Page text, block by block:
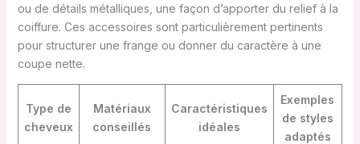
ou de détails métalliques, une façon d’apporter du relief à la
coiffure. Ces accessoires sont particulièrement pertinents
pour structurer une frange ou donner du caractère à une
coupe nette.
Type de
cheveux
Matériaux
conseillés
Caractéristiques
idéales
Exemples
de styles
adaptés